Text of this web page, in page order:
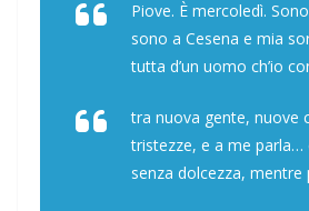
Piove. È mercoledì.
sono a Cesena e mia
tutta d’un uomo ch’io
tra nuova gente, nuove
tristezze, e a me parla…
senza dolcezza, mentre